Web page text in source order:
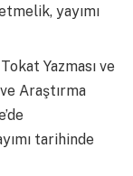
yayımı
Yazması ve
Araştırma
tarihinde